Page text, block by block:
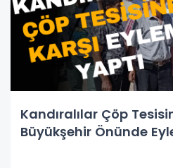
Kandıralılar Çöp
Büyükşehir Önünde